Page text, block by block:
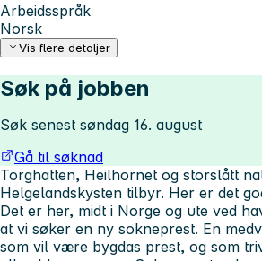
Arbeidsspråk
Norsk
Vis flere detaljer
Søk på jobben
Søk senest søndag 16. august
Gå til søknad
Torghatten, Heilhornet og storslått
Helgelandskysten tilbyr. Her er det
Det er her, midt i Norge og ute ved
at vi søker en ny sokneprest. En
som vil være bygdas prest, og som